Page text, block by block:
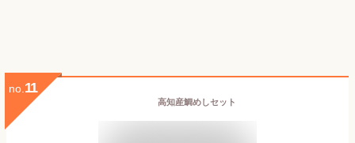
no. 11
高知産鯛めしセット